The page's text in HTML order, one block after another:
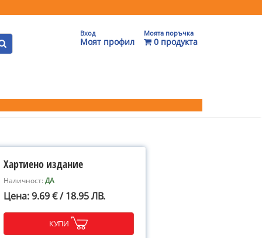
Вход
Моят профил
Моята поръчка
0 продукта
Хартиено издание
Наличност:ДА
Цена: 9.69 € / 18.95 ЛВ.
КУПИ